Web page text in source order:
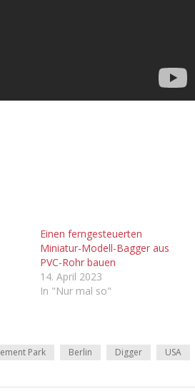
Einen ferngesteuerten
Miniatur-Modell-Bagger aus
PVC-Rohr bauen
14. April 2023
In "Nur mal so"
Park Berlin Digger USA